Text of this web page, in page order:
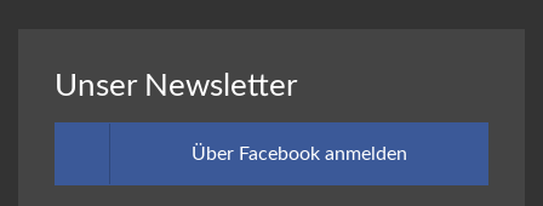
Unser Newsletter
Über Facebook anmelden